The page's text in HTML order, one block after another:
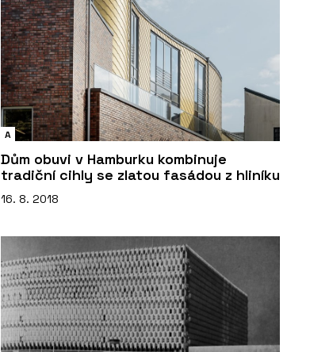
A
Dům obuvi v Hamburku kombinuje
tradiční cihly se zlatou fasádou z hliníku
16. 8. 2018